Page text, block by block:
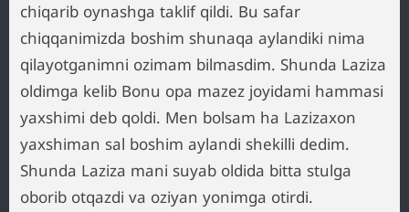
chiqarib oynashga taklif qildi. Bu safar
chiqqanimizda boshim shunaqa aylandiki nima
qilayotganimni ozimam bilmasdim. Shunda Laziza
oldimga kelib Bonu opa mazez joyidami hammasi
yaxshimi deb qoldi. Men bolsam ha Lazizaxon
yaxshiman sal boshim aylandi shekilli dedim.
Shunda Laziza mani suyab oldida bitta stulga
oborib otqazdi va oziyan yonimga otirdi.